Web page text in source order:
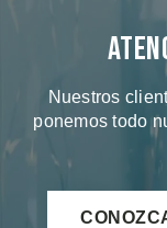
Nuestros
ponemos todo